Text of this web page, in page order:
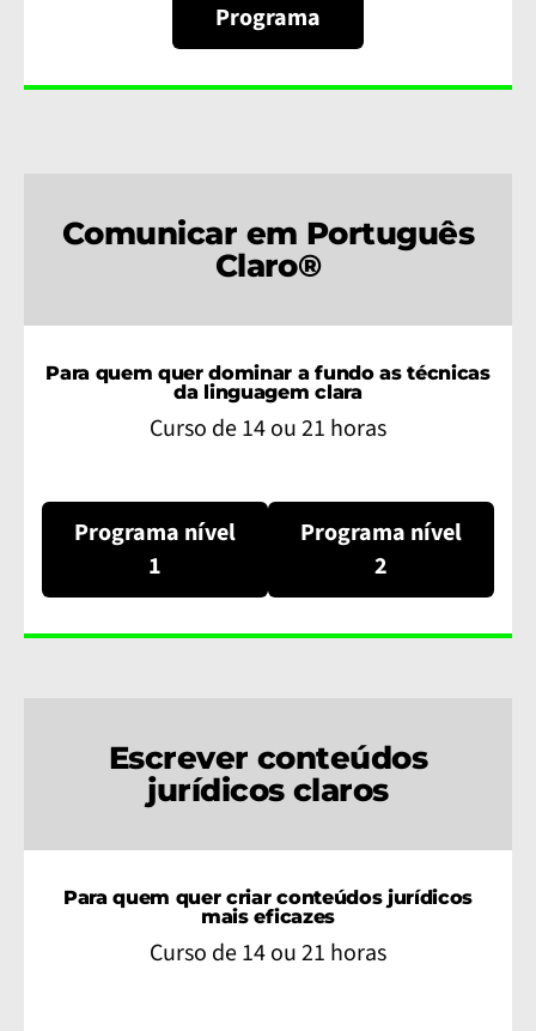
Programa
Comunicar em Português
Claro®
Para quem quer dominar a fundo as técnicas
da linguagem clara
Curso de 14 ou 21 horas
Programa nível
1
Programa nível
2
Escrever conteúdos
jurídicos claros
Para quem quer criar conteúdos jurídicos
mais eficazes
Curso de 14 ou 21 horas